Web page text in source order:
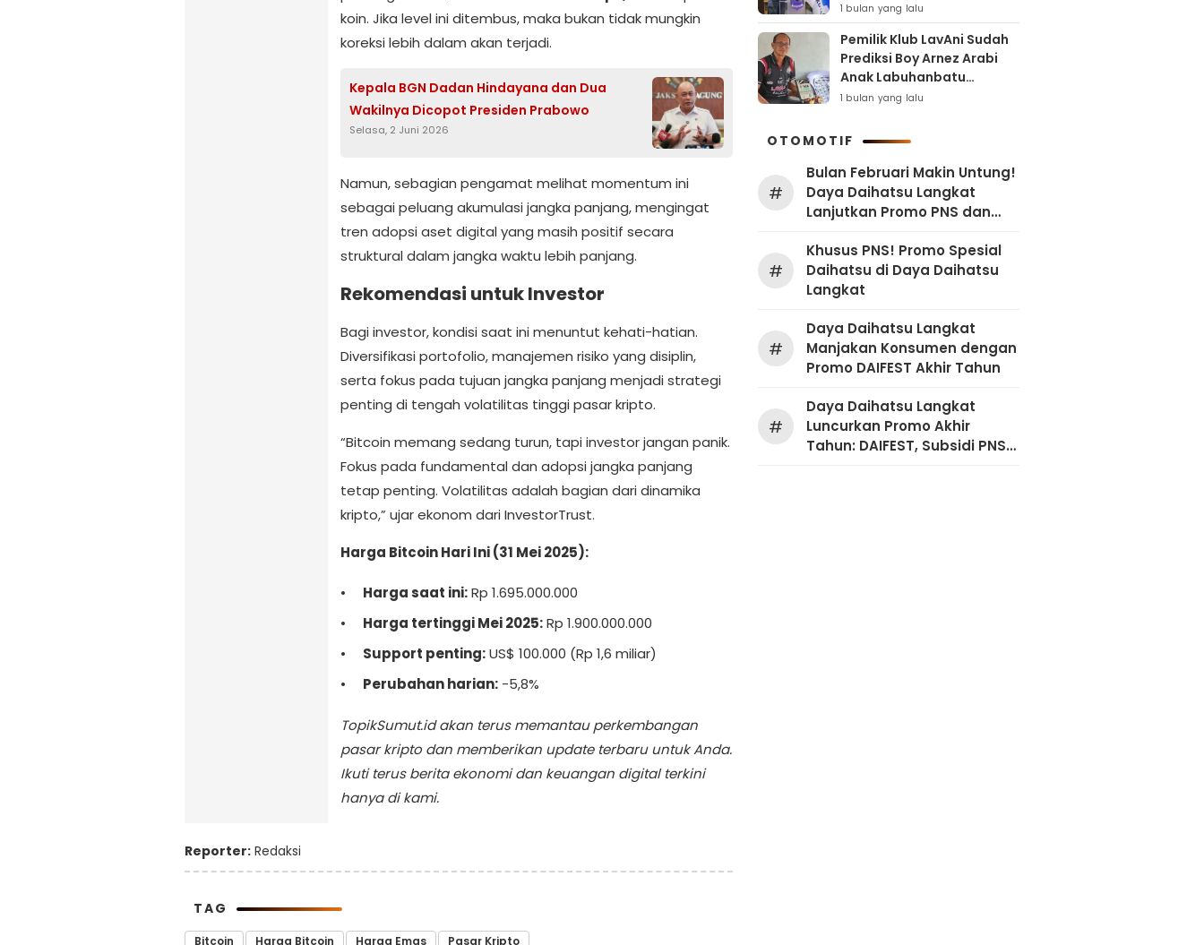
koin. Jika level ini ditembus, maka bukan tidak mungkin
koreksi lebih dalam akan terjadi.
Kepala BGN Dadan Hindayana dan Dua
Wakilnya Dicopot Presiden Prabowo
Selasa, 2 Juni 2026
Namun, sebagian pengamat melihat momentum ini
sebagai peluang akumulasi jangka panjang, mengingat
tren adopsi aset digital yang masih positif secara
struktural dalam jangka waktu lebih panjang.
Rekomendasi untuk Investor
Bagi investor, kondisi saat ini menuntut kehati-hatian.
Diversifikasi portofolio, manajemen risiko yang disiplin,
serta fokus pada tujuan jangka panjang menjadi strategi
penting di tengah volatilitas tinggi pasar kripto.
“Bitcoin memang sedang turun, tapi investor jangan panik.
Fokus pada fundamental dan adopsi jangka panjang
tetap penting. Volatilitas adalah bagian dari dinamika
kripto,” ujar ekonom dari InvestorTrust.
Harga Bitcoin Hari Ini (31 Mei 2025):
Harga saat ini:Rp 1.695.000.000
Harga tertinggi Mei 2025:Rp 1.900.000.000
Support penting:US$ 100.000 (Rp 1,6 miliar)
Perubahan harian: -5,8%
TopikSumut.id akan terus memantau perkembangan
pasar kripto dan memberikan update terbaru untuk Anda.
Ikuti terus berita ekonomi dan keuangan digital terkini
hanya di kami.
Reporter: Redaksi
TAG
Bitcoin Harga Bitcoin Harga Emas Pasar Kripto
Target Samha Putra
Husein
1 bulan yang lalu
Pemilik Klub LavAni Sudah
Prediksi Boy Arnez Arabi
Anak Labuhanbatu
Tembus Level Asia
1 bulan yang lalu
OTOMOTIF
#
Bulan Februari Makin Untung!
Daya Daihatsu Langkat
Lanjutkan Promo PNS dan
#
Khusus PNS! Promo Spesial
Daihatsu di Daya Daihatsu
Langkat
#
Daya Daihatsu Langkat
Manjakan Konsumen dengan
Promo DAIFEST Akhir Tahun
#
Daya Daihatsu Langkat
Luncurkan Promo Akhir
Tahun: DAIFEST, Subsidi PNS,